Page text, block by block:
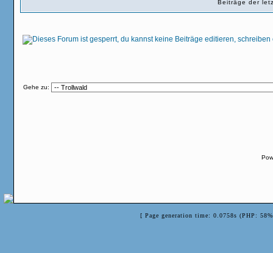
Beiträge der
Gehe zu:
[ Page generation time: 0.0758s (PHP: